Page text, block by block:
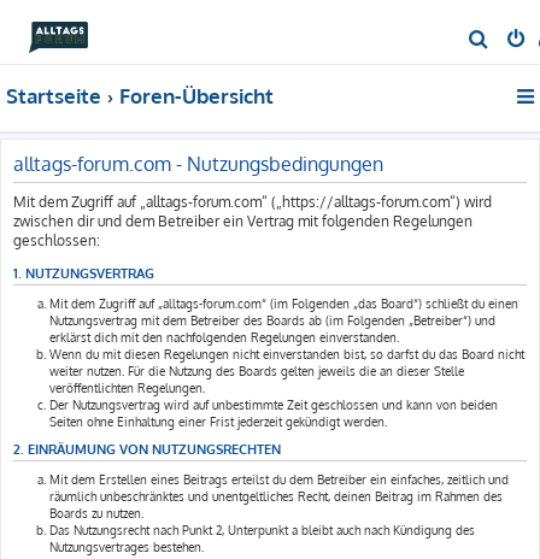
u
Startseite Foren-Übersicht
alltags-forum.com - Nutzungsbedingungen
Mit dem Zugriff auf „alltags-forum.com“ („https://alltags-forum.com“) wird
zwischen dir und dem Betreiber ein Vertrag mit folgenden Regelungen
geschlossen:
1. NUTZUNGSVERTRAG
Mit dem Zugriff auf „alltags-forum.com“ (im Folgenden „das Board“) schließt du einen
Nutzungsvertrag mit dem Betreiber des Boards ab (im Folgenden „Betreiber“) und
erklärst dich mit den nachfolgenden Regelungen einverstanden.
Wenn du mit diesen Regelungen nicht einverstanden bist, so darfst du das Board nicht
weiter nutzen. Für die Nutzung des Boards gelten jeweils die an dieser Stelle
veröffentlichten Regelungen.
Der Nutzungsvertrag wird auf unbestimmte Zeit geschlossen und kann von beiden
Seiten ohne Einhaltung einer Frist jederzeit gekündigt werden.
2. EINRÄUMUNG VON NUTZUNGSRECHTEN
Mit dem Erstellen eines Beitrags erteilst du dem Betreiber ein einfaches, zeitlich und
räumlich unbeschränktes und unentgeltliches Recht, deinen Beitrag im Rahmen des
Boards zu nutzen.
Das Nutzungsrecht nach Punkt 2, Unterpunkt a bleibt auch nach Kündigung des
Nutzungsvertrages bestehen.